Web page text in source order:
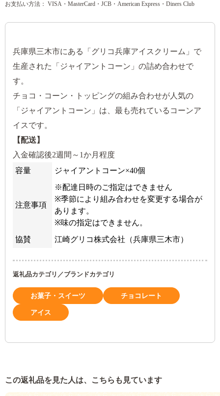
お支払い方法： VISA・MasterCard・JCB・American Express・Diners Club
兵庫県三木市にある「グリコ兵庫アイスクリーム」で
生産された「ジャイアントコーン」の詰め合わせで
す。
チョコ・コーン・トッピングの組み合わせが人気の
「ジャイアントコーン」は、最も売れているコーンア
イスです。
【配送】
入金確認後2週間～1か月程度
容量
ジャイアントコーン×40個
注意事項
※配達日時のご指定はできません
※季節により組み合わせを変更する場合が
あります。
※味の指定はできません。
協賛
江崎グリコ株式会社（兵庫県三木市）
返礼品カテゴリ／ブランドカテゴリ
お菓子・スイーツ チョコレート
アイス
この返礼品を見た人は、こちらも見ています